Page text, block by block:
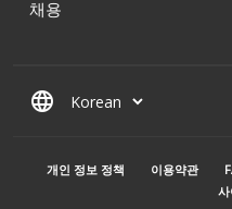
채용
language
MENU PIED DE PAGE
개인 정보 정책 이용약관